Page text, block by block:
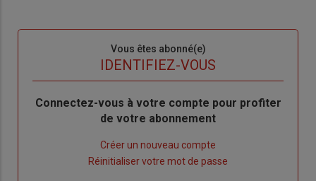
Vous êtes abonné(e)
IDENTIFIEZ-VOUS
Body
Connectez-vous à votre compte pour profiter
de votre abonnement
Créer un nouveau compte
Réinitialiser votre mot de passe